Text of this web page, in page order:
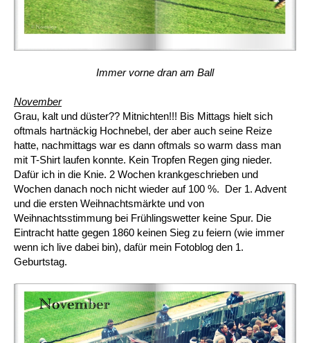
Immer vorne dran am Ball
November
Grau, kalt und düster?? Mitnichten!!! Bis Mittags hielt sich
oftmals hartnäckig Hochnebel, der aber auch seine Reize
hatte, nachmittags war es dann oftmals so warm dass man
mit T-Shirt laufen konnte. Kein Tropfen Regen ging nieder.
Dafür ich in die Knie. 2 Wochen krankgeschrieben und
Wochen danach noch nicht wieder auf 100 %. Der 1. Advent
und die ersten Weihnachtsmärkte und von
Weihnachtsstimmung bei Frühlingswetter keine Spur. Die
Eintracht hatte gegen 1860 keinen Sieg zu feiern (wie immer
wenn ich live dabei bin), dafür mein Fotoblog den 1.
Geburtstag.